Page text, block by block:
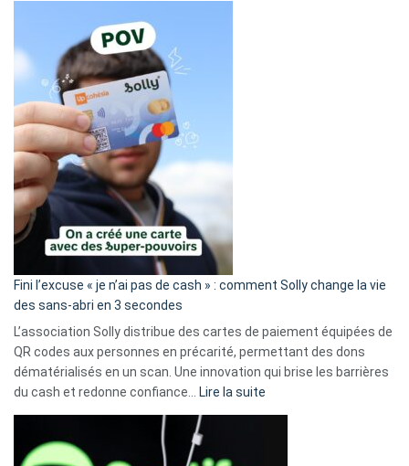
Fini l’excuse « je n’ai pas de cash » : comment Solly change la vie
des sans-abri en 3 secondes
L’association Solly distribue des cartes de paiement équipées de
QR codes aux personnes en précarité, permettant des dons
dématérialisés en un scan. Une innovation qui brise les barrières
du cash et redonne confiance… Lire la suite
Fini